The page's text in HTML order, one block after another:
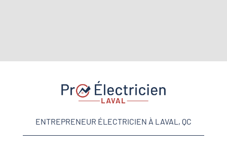
ENTREPRENEUR ÉLECTRICIEN À LAVAL, QC